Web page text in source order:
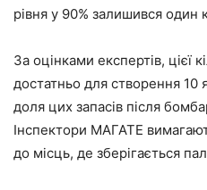
рівня у 90% залишився один
За оцінками експертів, цієї
достатньо для створення
доля цих запасів після
Інспектори МАГАТЕ
до місць, де зберігається